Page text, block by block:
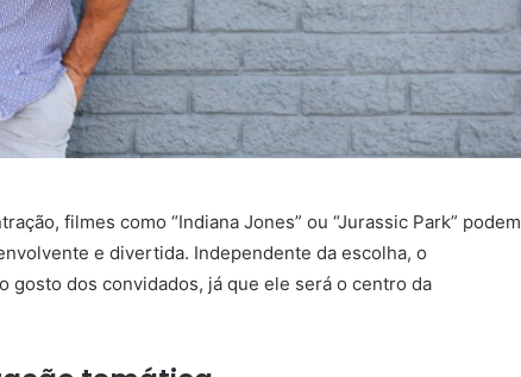
filmes como “Indiana Jones” ou “Jurassic Park” podem
e divertida. Independente da escolha, o
gosto dos convidados, já que ele será o centro da